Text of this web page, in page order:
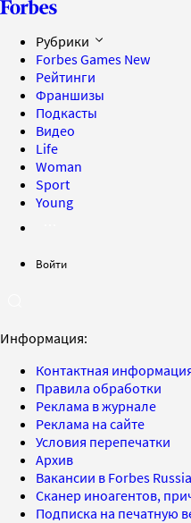
Рубрики
Forbes Games New
Рейтинги
Франшизы
Подкасты
Видео
Life
Woman
Sport
Young
Войти
Информация:
Контактная
Правила обработки
Реклама в журнале
Реклама на сайте
Условия перепечатки
Архив
Вакансии в Forbes Russia
Сканер иноагентов,
Подписка на печатную